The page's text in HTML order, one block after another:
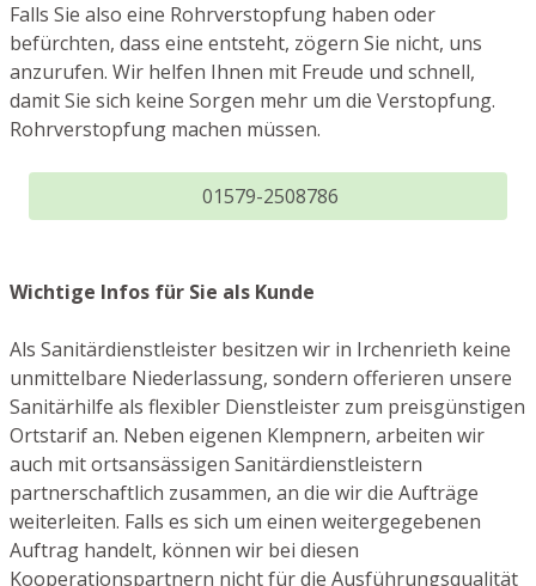
Falls Sie also eine Rohrverstopfung haben oder
befürchten, dass eine entsteht, zögern Sie nicht, uns
anzurufen. Wir helfen Ihnen mit Freude und schnell,
damit Sie sich keine Sorgen mehr um die Verstopfung.
Rohrverstopfung machen müssen.
01579-2508786
Wichtige Infos für Sie als Kunde
Als Sanitärdienstleister besitzen wir in Irchenrieth keine
unmittelbare Niederlassung, sondern offerieren unsere
Sanitärhilfe als flexibler Dienstleister zum preisgünstigen
Ortstarif an. Neben eigenen Klempnern, arbeiten wir
auch mit ortsansässigen Sanitärdienstleistern
partnerschaftlich zusammen, an die wir die Aufträge
weiterleiten. Falls es sich um einen weitergegebenen
Auftrag handelt, können wir bei diesen
Kooperationspartnern nicht für die Ausführungsqualität